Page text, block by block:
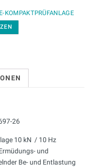
KOMPAKTPRÜFANLAGE
26
10 kN / 10 Hz
und
Be- und Entlastung